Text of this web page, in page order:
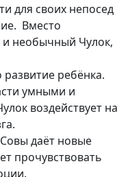
для своих непосед
Вместо
необычный Чулок,
ребёнка.
умными и
воздействует на
даёт новые
прочувствовать